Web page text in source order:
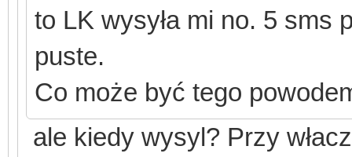
to LK wysyła mi no. 5 sms
puste.
Co może być tego
ale kiedy wysyl? Przy